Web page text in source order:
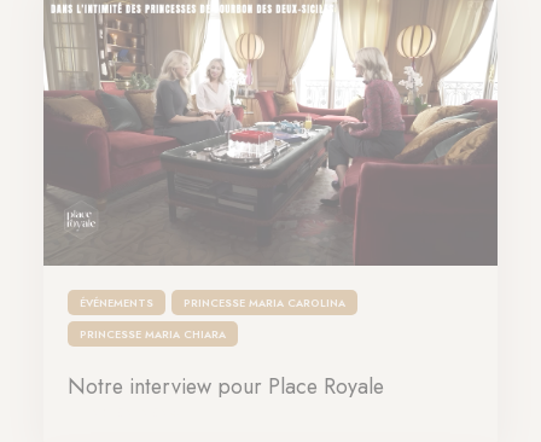
ÉVÉNEMENTS
PRINCESSE MARIA CAROLINA
PRINCESSE MARIA CHIARA
Notre interview pour Place Royale